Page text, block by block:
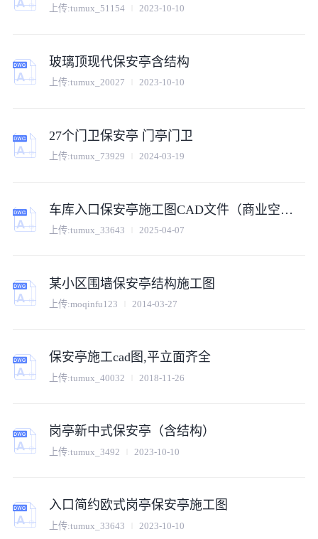
上传:tumux_51154 2023-10-10
玻璃顶现代保安亭含结构
上传:tumux_20027 2023-10-10
27个门卫保安亭 门亭门卫
上传:tumux_73929 2024-03-19
车库入口保安亭施工图CAD文件（商业空间节点详图）
上传:tumux_33643 2025-04-07
某小区围墙保安亭结构施工图
上传:moqinfu123 2014-03-27
保安亭施工cad图,平立面齐全
上传:tumux_40032 2018-11-26
岗亭新中式保安亭（含结构）
上传:tumux_3492 2023-10-10
入口简约欧式岗亭保安亭施工图
上传:tumux_33643 2023-10-10